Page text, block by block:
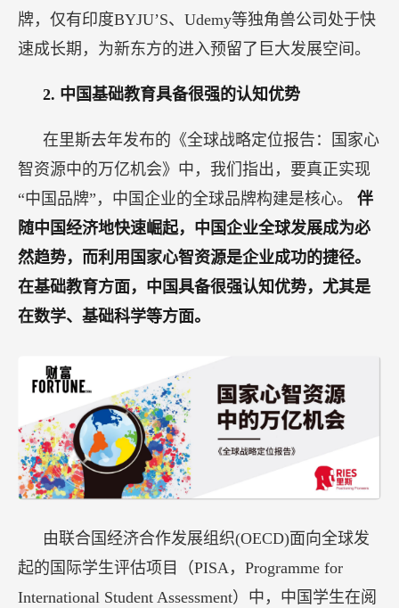
牌，仅有印度BYJU’S、Udemy等独角兽公司处于快
速成长期，为新东方的进入预留了巨大发展空间。
2. 中国基础教育具备很强的认知优势
在里斯去年发布的《全球战略定位报告：国家心
智资源中的万亿机会》中，我们指出，要真正实现
“中国品牌”，中国企业的全球品牌构建是核心。 伴
随中国经济地快速崛起，中国企业全球发展成为必
然趋势，而利用国家心智资源是企业成功的捷径。
在基础教育方面，中国具备很强认知优势，尤其是
在数学、基础科学等方面。
由联合国经济合作发展组织(OECD)面向全球发
起的国际学生评估项目（PISA，Programme for
International Student Assessment）中，中国学生在阅